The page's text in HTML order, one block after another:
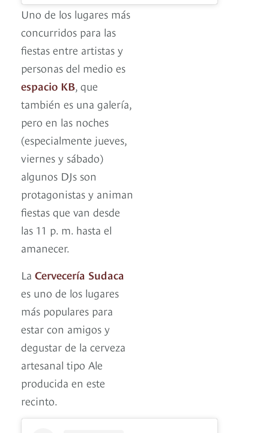
Uno de los lugares más
concurridos para las
fiestas entre artistas y
personas del medio es
espacio KB , que
también es una galería,
pero en las noches
(especialmente jueves,
viernes y sábado)
algunos DJs son
protagonistas y animan
fiestas que van desde
las 11 p. m. hasta el
amanecer.
La Cervecería Sudaca
es uno de los lugares
más populares para
estar con amigos y
degustar de la cerveza
artesanal tipo Ale
producida en este
recinto.